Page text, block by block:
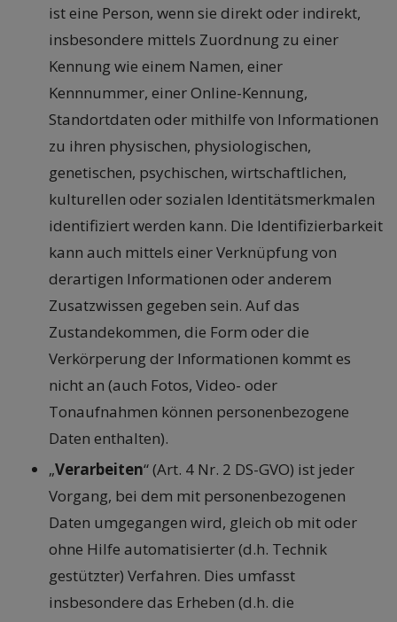
ist eine Person, wenn sie direkt oder indirekt,
insbesondere mittels Zuordnung zu einer
Kennung wie einem Namen, einer
Kennnummer, einer Online-Kennung,
Standortdaten oder mithilfe von Informationen
zu ihren physischen, physiologischen,
genetischen, psychischen, wirtschaftlichen,
kulturellen oder sozialen Identitätsmerkmalen
identifiziert werden kann. Die Identifizierbarkeit
kann auch mittels einer Verknüpfung von
derartigen Informationen oder anderem
Zusatzwissen gegeben sein. Auf das
Zustandekommen, die Form oder die
Verkörperung der Informationen kommt es
nicht an (auch Fotos, Video- oder
Tonaufnahmen können personenbezogene
Daten enthalten).
„Verarbeiten“ (Art. 4 Nr. 2 DS-GVO) ist jeder
Vorgang, bei dem mit personenbezogenen
Daten umgegangen wird, gleich ob mit oder
ohne Hilfe automatisierter (d.h. Technik
gestützter) Verfahren. Dies umfasst
insbesondere das Erheben (d.h. die